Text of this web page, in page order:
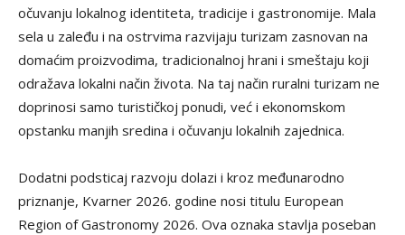
očuvanju lokalnog identiteta, tradicije i gastronomije. Mala
sela u zaleđu i na ostrvima razvijaju turizam zasnovan na
domaćim proizvodima, tradicionalnoj hrani i smeštaju koji
odražava lokalni način života. Na taj način ruralni turizam ne
doprinosi samo turističkoj ponudi, već i ekonomskom
opstanku manjih sredina i očuvanju lokalnih zajednica.
Dodatni podsticaj razvoju dolazi i kroz međunarodno
priznanje, Kvarner 2026. godine nosi titulu European
Region of Gastronomy 2026. Ova oznaka stavlja poseban